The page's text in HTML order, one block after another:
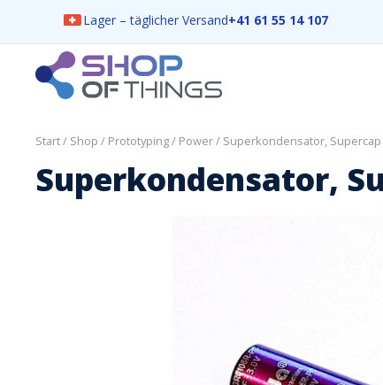
Lager – täglicher Versand+41 61 55 14 107
ShopOfThings
Start/ Shop / Prototyping/ Power/ Superkondensator, Supercap
Superkondensator,